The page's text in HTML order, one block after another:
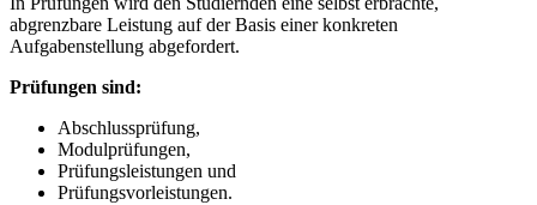
abgrenzbare Leistung auf der Basis einer konkreten
Aufgabenstellung abgefordert.
Prüfungen sind:
Abschlussprüfung,
Modulprüfungen,
Prüfungsleistungen und
Prüfungsvorleistungen.